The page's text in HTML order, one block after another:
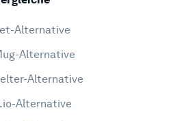
Alternative
Alternative
Alternative
Alternative